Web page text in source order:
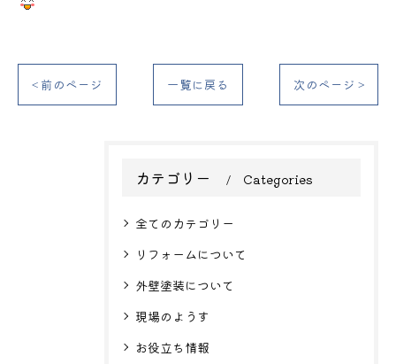
< 前のページ 一覧に戻る 次のページ >
カテゴリー Categories
全てのカテゴリー
リフォームについて
外壁塗装について
現場のようす
お役立ち情報